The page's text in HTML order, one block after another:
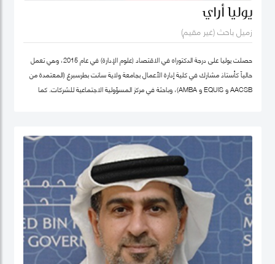
يوليا أراي
زميل باحث (غير مقيم)
حصلت يوليا على درجة الدكتوراه في الاقتصاد (علوم الإدارة) في عام 2015، وهي تعمل
حالياً كأستاذ مشارك في كلية إدارة الأعمال بجامعة ولاية سانت بطرسبرغ (المعتمدة من
AACSB و EQUIS و AMBA)، وباحثة في مركز المسؤولية الاجتماعية للشركات. كما
باحث غير مقيم في عام 2023. تركز مجالات بحثها الرئيسية على ريادة الأعمال الاجتماعية،
والتنمية المستدامة، والمسؤولية الاجتماعية للشركات. وهي عضو نشط في الشبكة
الدولية للباحثين في ريادة الأعمال الاجتماعية (شبكة EMES) وشبكة الأعمال في
المجتمع، وأكاديمية الإدارة، وأكاديمية الأعمال الدولية. حصلت على شهادات تقدير
لمساهماتها في تطوير ريادة الأعمال الاجتماعية في روسيا من المنظمات العامة
والخاصة. ألّفت أكثر من 30 منشورًا في مجلات وطنية ودولية، وكتب، ومجموعات دراسات
حالة. نُشرت أعمالها في مراجعة الأعمال الدولية، حوكمة الشركات، مراجعة الأسواق
الناشئة، مراجعة الإدارة الأوروبية، وغيرها. كما أنها مراجع للعديد من المجلات الوطنية
والدولية.ملف غوغل سكولار